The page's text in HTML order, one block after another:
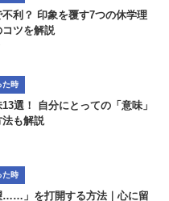
利？ 印象を覆す7つの休学理
ツを解説
た時
選！ 自分にとっての「意味」
法も解説
た時
……」を打開する方法｜心に留